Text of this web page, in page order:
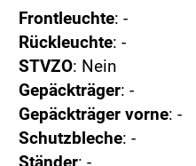
Frontleuchte: -
Rückleuchte: -
STVZO: Nein
Gepäckträger: -
Gepäckträger vorne: -
Schutzbleche: -